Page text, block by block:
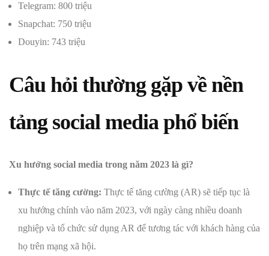
Telegram: 800 triệu
Snapchat: 750 triệu
Douyin: 743 triệu
Câu hỏi thường gặp về nền
tảng social media phổ biến
Xu hướng social media trong năm 2023 là gì?
Thực tế tăng cường: Thực tế tăng cường (AR) sẽ tiếp tục là
xu hướng chính vào năm 2023, với ngày càng nhiều doanh
nghiệp và tổ chức sử dụng AR để tương tác với khách hàng của
họ trên mạng xã hội.